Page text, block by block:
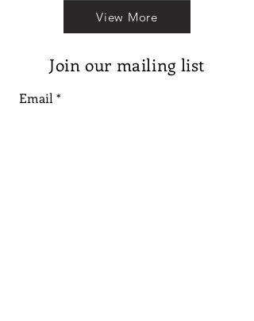
View More
Join our mailing list
Email